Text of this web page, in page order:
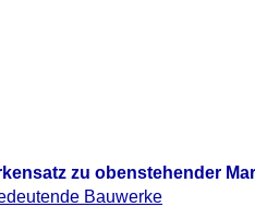
zu obenstehender
Bauwerke